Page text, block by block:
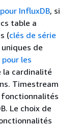
InfluxDB, si
table a
(clés de série
de
les
la cardinalité
Timestream
fonctionnalités
Le choix de